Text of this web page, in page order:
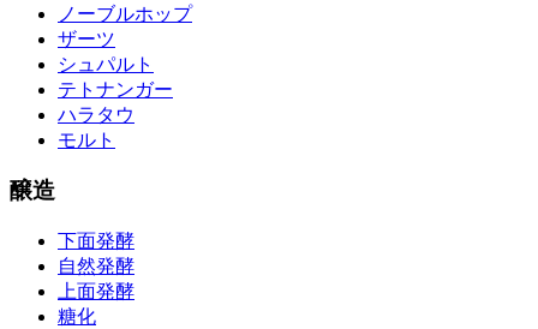
ノーブルホップ
ザーツ
シュパルト
テトナンガー
ハラタウ
モルト
醸造
下面発酵
自然発酵
上面発酵
糖化